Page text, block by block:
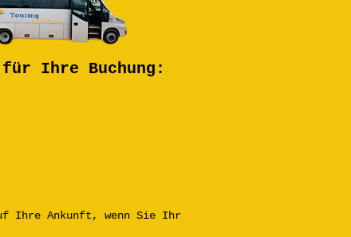
Ihre Buchung:
Ihre Ankunft, wenn Sie Ihr